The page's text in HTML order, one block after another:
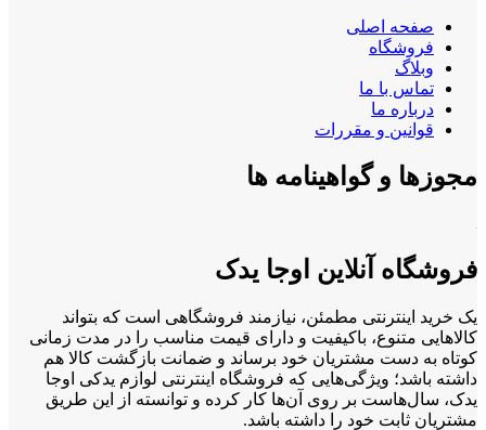
صفحه اصلی
فروشگاه
وبلاگ
تماس با ما
درباره ما
قوانین و مقررات
مجوزها و گواهینامه ها
فروشگاه آنلاین اوجا یدک
یک خرید اینترنتی مطمئن، نیازمند فروشگاهی است که بتواند
کالاهایی متنوع، باکیفیت و دارای قیمت مناسب را در مدت زمانی
کوتاه به دست مشتریان خود برساند و ضمانت بازگشت کالا هم
داشته باشد؛ ویژگی‌هایی که فروشگاه اینترنتی لوازم یدکی اوجا
یدک، سال‌هاست بر روی آن‌ها کار کرده و توانسته از این طریق
مشتریان ثابت خود را داشته باشد.